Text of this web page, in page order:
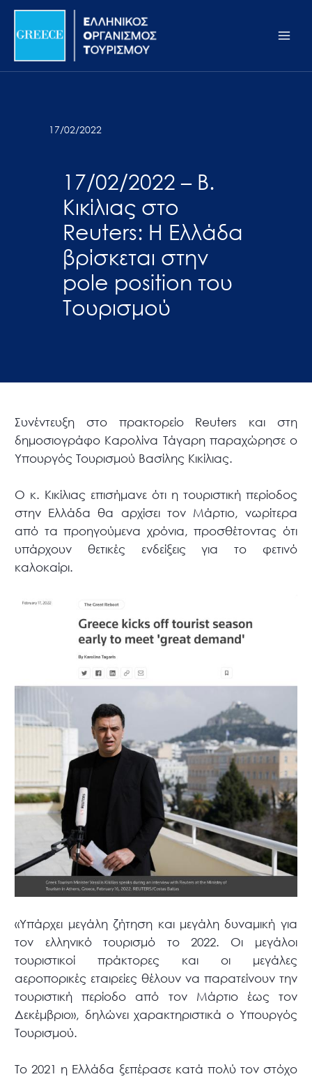
Σημείωση:
ιστότοπος
προσβασιμότητας.
Μετάβαση
περιεχόμενο
17/02/2022
17/02/2022 – Β.
Κικίλιας στο
Reuters: Η Ελλάδα
βρίσκεται στην
pole position του
Τουρισμού
Συνέντευξη στο πρακτορείο Reuters και στη
δημοσιογράφο Καρολίνα Τάγαρη παραχώρησε ο
Υπουργός Τουρισμού Βασίλης Κικίλιας.
Ο κ. Κικίλιας επισήμανε ότι η τουριστική περίοδος
στην Ελλάδα θα αρχίσει τον Μάρτιο, νωρίτερα
από τα προηγούμενα χρόνια, προσθέτοντας ότι
υπάρχουν θετικές ενδείξεις για το φετινό
καλοκαίρι.
«Υπάρχει μεγάλη ζήτηση και μεγάλη δυναμική για
τον ελληνικό τουρισμό το 2022. Οι μεγάλοι
τουριστικοί πράκτορες και οι μεγάλες
αεροπορικές εταιρείες θέλουν να παρατείνουν την
τουριστική περίοδο από τον Μάρτιο έως τον
Δεκέμβριο», δηλώνει χαρακτηριστικά ο Υπουργός
Τουρισμού.
Το 2021 η Ελλάδα ξεπέρασε κατά πολύ τον στόχο